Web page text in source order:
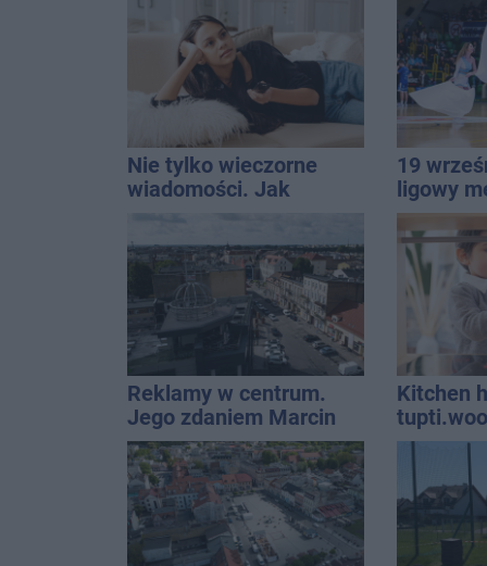
Nie tylko wieczorne
wiadomości. Jak
mądrze korzystać z
telewizji, żeby być na
bieżąco, ale nie żyć w
informacyjnym chaosie?
19
ligowy
Znamy
Reklamy w centrum.
Jego zdaniem Marcin
Wroński jest w błędzie
[akt.]
Kitchen
innych